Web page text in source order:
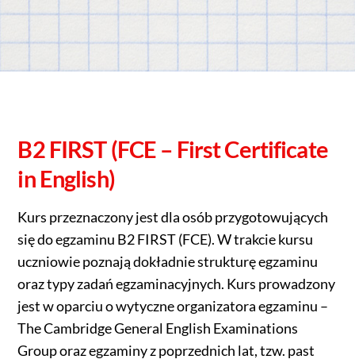
B2 FIRST (FCE – First Certificate
in English)
Kurs przeznaczony jest dla osób przygotowujących
się do egzaminu B2 FIRST (FCE). W trakcie kursu
uczniowie poznają dokładnie strukturę egzaminu
oraz typy zadań egzaminacyjnych. Kurs prowadzony
jest w oparciu o wytyczne organizatora egzaminu –
The Cambridge General English Examinations
Group oraz egzaminy z poprzednich lat, tzw. past